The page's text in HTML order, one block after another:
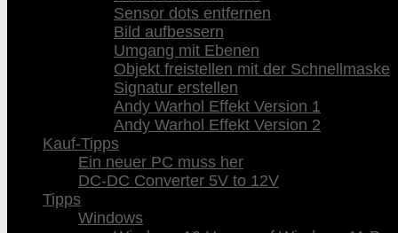
Sensor dots entfernen
Bild aufbessern
Umgang mit Ebenen
Objekt freistellen mit der Schnellmaske
Signatur erstellen
Andy Warhol Effekt Version 1
Andy Warhol Effekt Version 2
Kauf-Tipps
Ein neuer PC muss her
DC-DC Converter 5V to 12V
Tipps
Windows